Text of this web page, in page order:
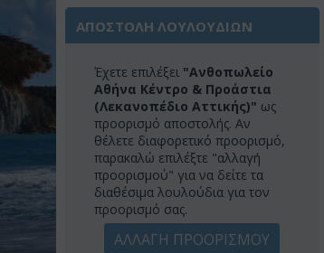
ΑΠΟΣΤΟΛΗ ΛΟΥΛΟΥΔΙΩΝ
Έχετε επιλέξει "Ανθοπωλείο
Αθήνα Κέντρο & Προάστια
(Λεκανοπέδιο Αττικής)" ως
προορισμό αποστολής. Αν
θέλετε διαφορετικό προορισμό,
παρακαλώ επιλέξτε "αλλαγή
προορισμού" για να δείτε τα
διαθέσιμα λουλούδια για τον
προορισμό σας.
ΑΛΛΑΓΗ ΠΡΟΟΡΙΣΜΟΥ